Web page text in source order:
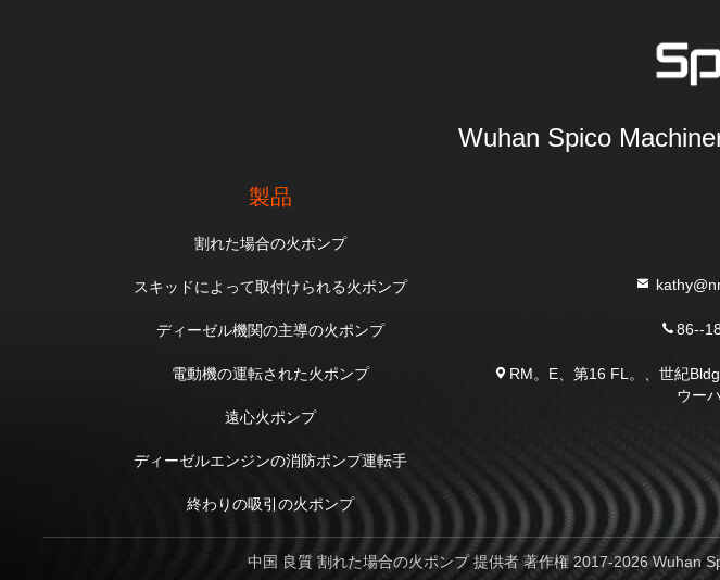
Wuhan Spico
製品
割れた場合の火ポンプ
スキッドによって取付けられる火ポンプ
ディーゼル機関の主導の火ポンプ
電動機の運転された火ポンプ
遠心火ポンプ
ディーゼルエンジンの消防ポンプ運転手
終わりの吸引の火ポンプ
86--
RM。E、第16 FL。、世紀
ウー
中国 良質 割れた場合の火ポンプ 提供者 著作権 2017-2026 Wuhan